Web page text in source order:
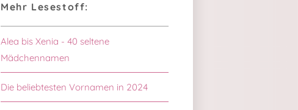
Mehr Lesestoff:
Alea bis Xenia - 40 seltene
Mädchennamen
Die beliebtesten Vornamen in 2024